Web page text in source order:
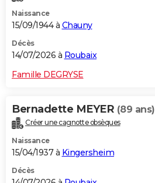
Naissance
15/09/1944 à Chauny
Décès
14/07/2026 à Roubaix
Famille DEGRYSE
Bernadette MEYER (89 ans)
Créer une cagnotte obsèques
Naissance
15/04/1937 à Kingersheim
Décès